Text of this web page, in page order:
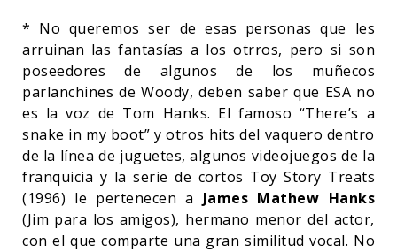
* No queremos ser de esas personas que les
arruinan las fantasías a los otrros, pero si son
poseedores de algunos de los muñecos
parlanchines de Woody, deben saber que ESA no
es la voz de Tom Hanks. El famoso “There’s a
snake in my boot” y otros hits del vaquero dentro
de la línea de juguetes, algunos videojuegos de la
franquicia y la serie de cortos Toy Story Treats
(1996) le pertenecen a James Mathew Hanks
(Jim para los amigos), hermano menor del actor,
con el que comparte una gran similitud vocal. No